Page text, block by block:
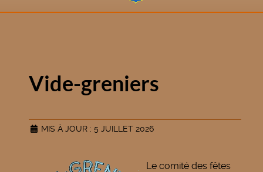
Vide-greniers
MIS À JOUR : 5 JUILLET 2026
Le comité des fêtes